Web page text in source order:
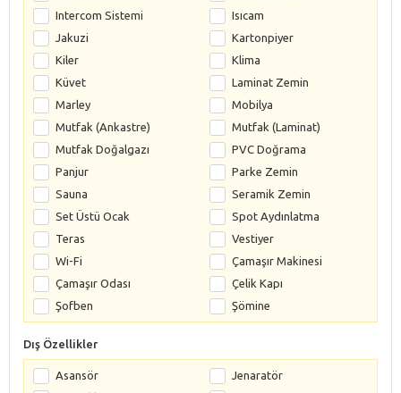
Intercom Sistemi
Isıcam
Jakuzi
Kartonpiyer
Kiler
Klima
Küvet
Laminat Zemin
Marley
Mobilya
Mutfak (Ankastre)
Mutfak (Laminat)
Mutfak Doğalgazı
PVC Doğrama
Panjur
Parke Zemin
Sauna
Seramik Zemin
Set Üstü Ocak
Spot Aydınlatma
Teras
Vestiyer
Wi-Fi
Çamaşır Makinesi
Çamaşır Odası
Çelik Kapı
Şofben
Şömine
Dış Özellikler
Asansör
Jenaratör